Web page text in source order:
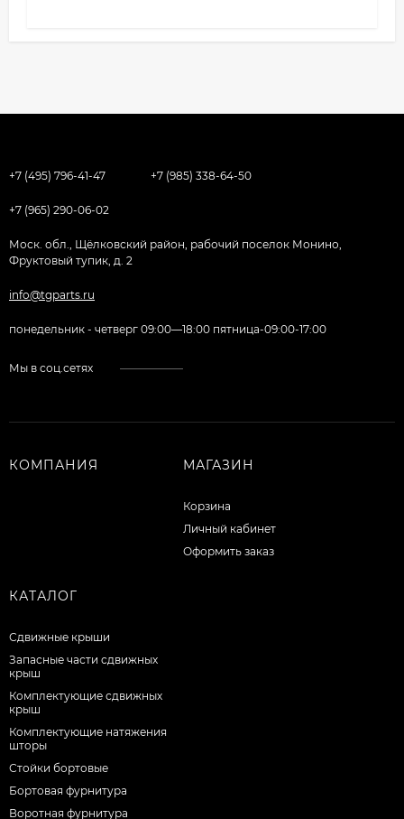
+7 (495) 796-41-47 +7 (985) 338-64-50
+7 (965) 290-06-02
Моск. обл., Щёлковский район, рабочий поселок Монино,
Фруктовый тупик, д. 2
info@tgparts.ru
понедельник - четверг 09:00—18:00 пятница-09:00-17:00
Мы в соц.сетях
КОМПАНИЯ МАГАЗИН
Корзина
Личный кабинет
Оформить заказ
КАТАЛОГ
Сдвижные крыши
Запасные части сдвижных
крыш
Комплектующие сдвижных
крыш
Комплектующие натяжения
шторы
Стойки бортовые
Бортовая фурнитура
Воротная фурнитура